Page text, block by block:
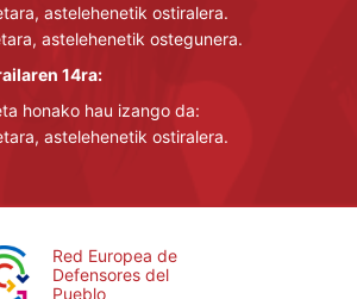
astelehenetik ostiralera.
astelehenetik ostegunera.
14ra:
honako hau izango da:
astelehenetik ostiralera.
Red Europea de
Defensores del
Pueblo